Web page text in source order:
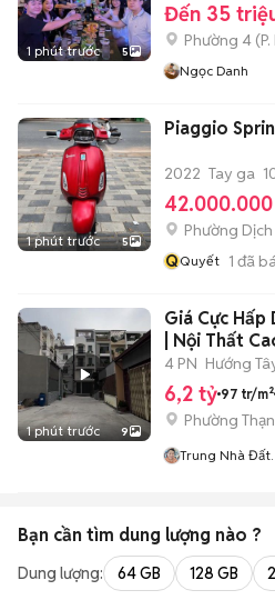
1 phút trước 5
Đến 35
Phường 4 (
Ngọc Danh
1 phút trước 5
Piaggio
2022 Tay ga
Phường
QQuyết 1 đã
1 phút trước 9
Giá Cực Hấp
| Nội Thất
4 PN Hướng
6,2 tỷ 97 tr/m²
Phường
Trung Nhà Đất
Bạn cần tìm dung lượng nào ?
Dung lượng: 64 GB 128 GB